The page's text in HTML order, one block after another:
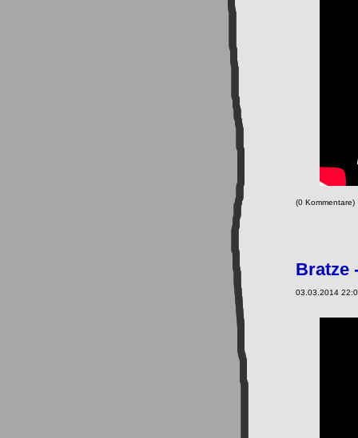
(0
Bratze
03.03.2014